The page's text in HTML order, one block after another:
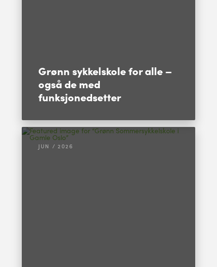
Grønn sykkelskole for alle –
også de med
funksjonedsetter
JUN / 2026